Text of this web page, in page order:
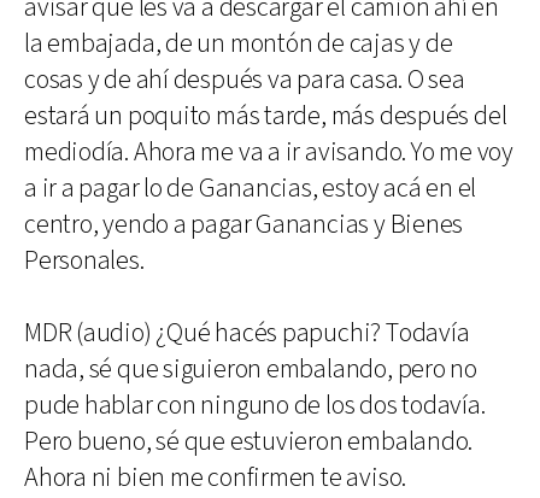
avisar que les va a descargar el camión ahí en
la embajada, de un montón de cajas y de
cosas y de ahí después va para casa. O sea
estará un poquito más tarde, más después del
mediodía. Ahora me va a ir avisando. Yo me voy
a ir a pagar lo de Ganancias, estoy acá en el
centro, yendo a pagar Ganancias y Bienes
Personales.
MDR (audio) ¿Qué hacés papuchi? Todavía
nada, sé que siguieron embalando, pero no
pude hablar con ninguno de los dos todavía.
Pero bueno, sé que estuvieron embalando.
Ahora ni bien me confirmen te aviso.